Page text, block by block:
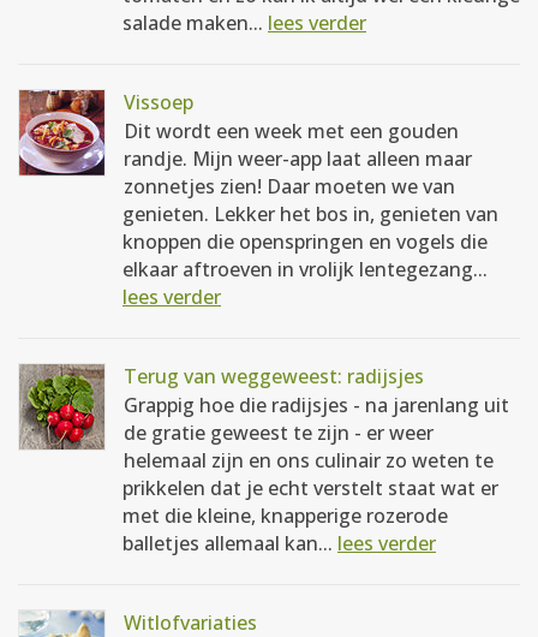
salade maken... lees verder
Vissoep
Dit wordt een week met een gouden
randje. Mijn weer-app laat alleen maar
zonnetjes zien! Daar moeten we van
genieten. Lekker het bos in, genieten van
knoppen die openspringen en vogels die
elkaar aftroeven in vrolijk lentegezang...
lees verder
Terug van weggeweest: radijsjes
Grappig hoe die radijsjes - na jarenlang uit
de gratie geweest te zijn - er weer
helemaal zijn en ons culinair zo weten te
prikkelen dat je echt verstelt staat wat er
met die kleine, knapperige rozerode
balletjes allemaal kan... lees verder
Witlofvariaties